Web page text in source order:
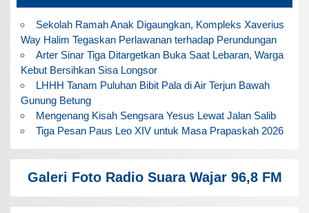
Sekolah Ramah Anak Digaungkan, Kompleks Xaverius
Way Halim Tegaskan Perlawanan terhadap Perundungan
Arter Sinar Tiga Ditargetkan Buka Saat Lebaran, Warga
Kebut Bersihkan Sisa Longsor
LHHH Tanam Puluhan Bibit Pala di Air Terjun Bawah
Gunung Betung
Mengenang Kisah Sengsara Yesus Lewat Jalan Salib
Tiga Pesan Paus Leo XIV untuk Masa Prapaskah 2026
Galeri Foto Radio Suara Wajar 96,8 FM